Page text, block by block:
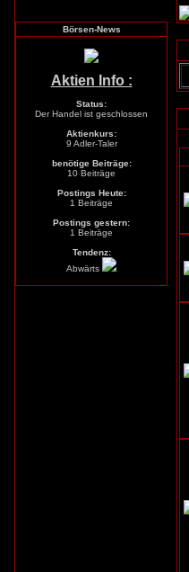
Börsen-News
Aktien Info :
Status:
Der Handel ist geschlossen
Aktienkurs:
9 Adler-Taler
benötige Beiträge:
10 Beiträge
Postings Heute:
1 Beiträge
Postings gestern:
1 Beiträge
Tendenz:
Abwärts